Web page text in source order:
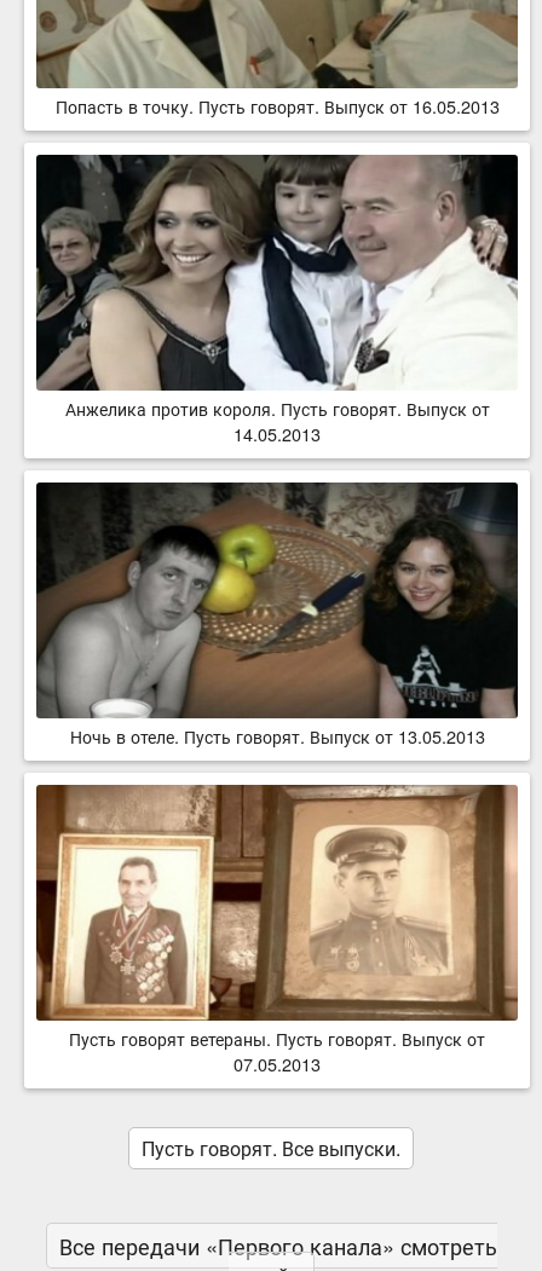
Попасть в точку. Пусть говорят. Выпуск от 16.05.2013
Анжелика против короля. Пусть говорят. Выпуск от
14.05.2013
Ночь в отеле. Пусть говорят. Выпуск от 13.05.2013
Пусть говорят ветераны. Пусть говорят. Выпуск от
07.05.2013
Пусть говорят. Все выпуски.
Все передачи «Первого канала» смотреть